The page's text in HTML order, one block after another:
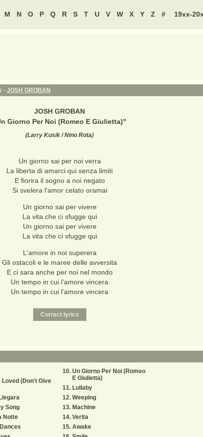
M N O P Q R S T U V W X Y Z # 19xx-
- JOSH GROBAN
JOSH GROBAN
Giorno Per Noi (Romeo E Giulietta)"
(Larry Kusik / Nino Rota)
Un giorno sai per noi verra
La liberta di amarci qui senza limiti
E fiorira il sogno a noi negato
Si svelera l'amor celato oramai
Un giorno sai per vivere
La vita che ci sfugge qui
Un giorno sai per vivere
La vita che ci sfugge qui
L'amore in noi superera
Gli ostacoli e le maree delle avversita
E ci sara anche per noi nel mondo
Un tempo in cui l'amore vincera
Un tempo in cui l'amore vincera
Loved (Don't Give
Song
Notte
Un Giorno Per Noi (Romeo
E Giulietta)
Lullaby
Weeping
Machine
Verita
Awake